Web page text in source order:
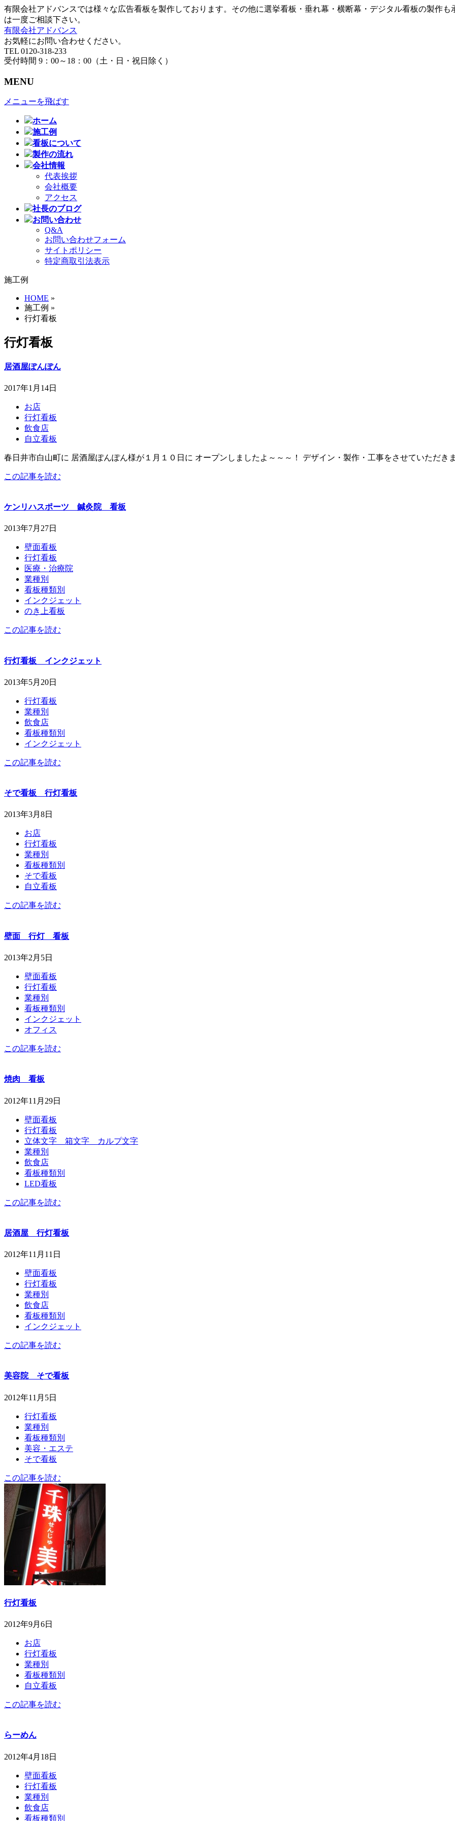
有限会社アドバンスでは様々な広告看板を製作しております。その他に選挙看板・垂れ幕・横断幕・デジタル看板の製作
は一度ご相談下さい。
有限会社アドバンス
お気軽にお問い合わせください。
TEL 0120-318-233
受付時間 9：00～18：00（土・日・祝日除く）
MENU
メニューを飛ばす
ホーム
施工例
看板について
製作の流れ
会社情報
代表挨拶
会社概要
アクセス
社長のブログ
お問い合わせ
Q&A
お問い合わせフォーム
サイトポリシー
特定商取引法表示
施工例
HOME »
施工例 »
行灯看板
行灯看板
居酒屋ぽんぽん
2017年1月14日
お店
行灯看板
飲食店
自立看板
春日井市白山町に 居酒屋ぽんぽん様が１月１０日に オープンしましたよ～～～！ デザイン・製作・工事をさせていただき
この記事を読む
ケンリハスポーツ 鍼灸院 看板
2013年7月27日
壁面看板
行灯看板
医療・治療院
業種別
看板種類別
インクジェット
のき上看板
この記事を読む
行灯看板 インクジェット
2013年5月20日
行灯看板
業種別
飲食店
看板種類別
インクジェット
この記事を読む
そで看板 行灯看板
2013年3月8日
お店
行灯看板
業種別
看板種類別
そで看板
自立看板
この記事を読む
壁面 行灯 看板
2013年2月5日
壁面看板
行灯看板
業種別
看板種類別
インクジェット
オフィス
この記事を読む
焼肉 看板
2012年11月29日
壁面看板
行灯看板
立体文字 箱文字 カルプ文字
業種別
飲食店
看板種類別
LED看板
この記事を読む
居酒屋 行灯看板
2012年11月11日
壁面看板
行灯看板
業種別
飲食店
看板種類別
インクジェット
この記事を読む
美容院 そで看板
2012年11月5日
行灯看板
業種別
看板種類別
美容・エステ
そで看板
この記事を読む
行灯看板
2012年9月6日
お店
行灯看板
業種別
看板種類別
自立看板
この記事を読む
らーめん
2012年4月18日
壁面看板
行灯看板
業種別
飲食店
看板種類別